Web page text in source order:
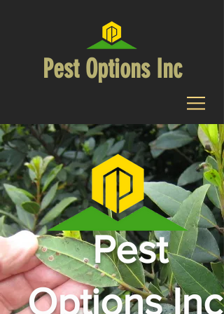
Pest Options Inc
Pest
Options Inc.